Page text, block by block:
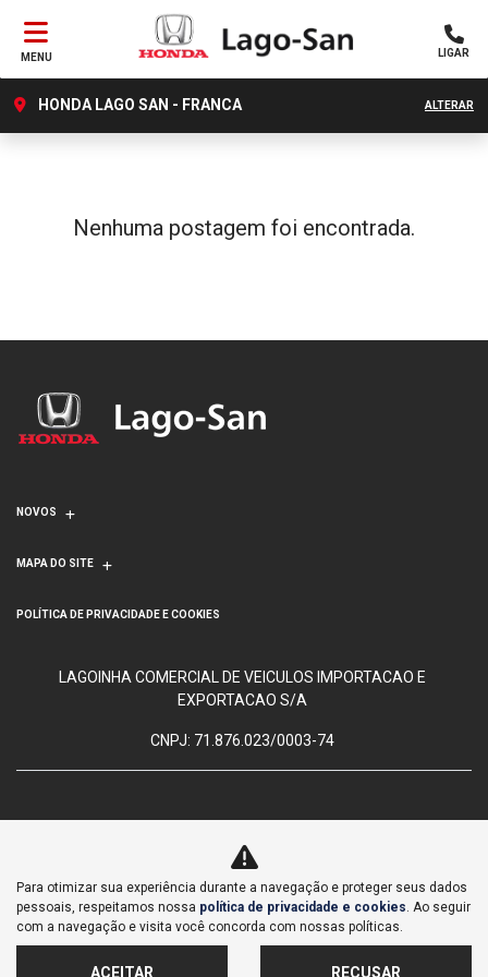
MENU LIGAR
HONDA LAGO SAN - FRANCA ALTERAR
Nenhuma postagem foi encontrada.
NOVOS
MAPA DO SITE
POLÍTICA DE PRIVACIDADE E COOKIES
LAGOINHA COMERCIAL DE VEICULOS IMPORTACAO E
EXPORTACAO S/A
CNPJ: 71.876.023/0003-74
No trânsito, enxergar o outro
salva vidas.
Para otimizar sua experiência durante a navegação e proteger seus dados
pessoais, respeitamos nossa política de privacidade e cookies. Ao seguir
com a navegação e visita você concorda com nossas políticas.
ACEITAR RECUSAR